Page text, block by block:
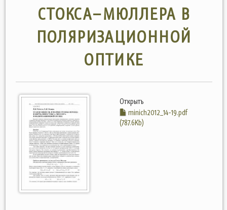
СТОКСА–МЮЛЛЕРА В
ПОЛЯРИЗАЦИОННОЙ
ОПТИКЕ
Открыть
minich2012_14-19.pdf
(787.6Kb)